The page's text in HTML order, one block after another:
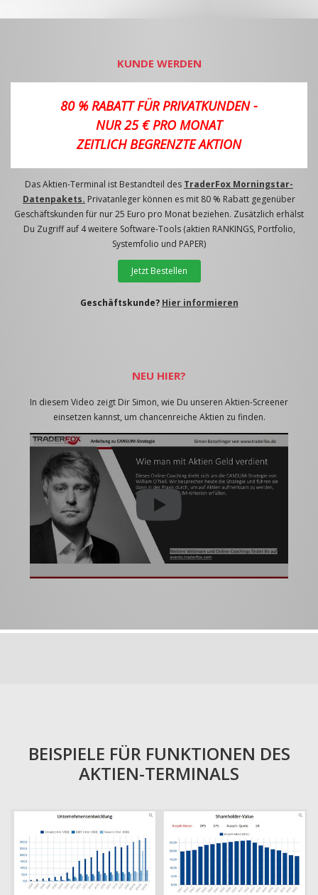
KUNDE WERDEN
80 % RABATT FÜR PRIVATKUNDEN -
NUR 25 € PRO MONAT
ZEITLICH BEGRENZTE AKTION
Das Aktien-Terminal ist Bestandteil des TraderFox Morningstar-
Datenpakets. Privatanleger können es mit 80 % Rabatt gegenüber
Geschäftskunden für nur 25 Euro pro Monat beziehen. Zusätzlich erhälst
Du Zugriff auf 4 weitere Software-Tools (aktien RANKINGS, Portfolio,
Systemfolio und PAPER)
Jetzt Bestellen
Geschäftskunde? Hier informieren
NEU HIER?
In diesem Video zeigt Dir Simon, wie Du unseren Aktien-Screener
einsetzen kannst, um chancenreiche Aktien zu finden.
BEISPIELE FÜR FUNKTIONEN DES
AKTIEN-TERMINALS